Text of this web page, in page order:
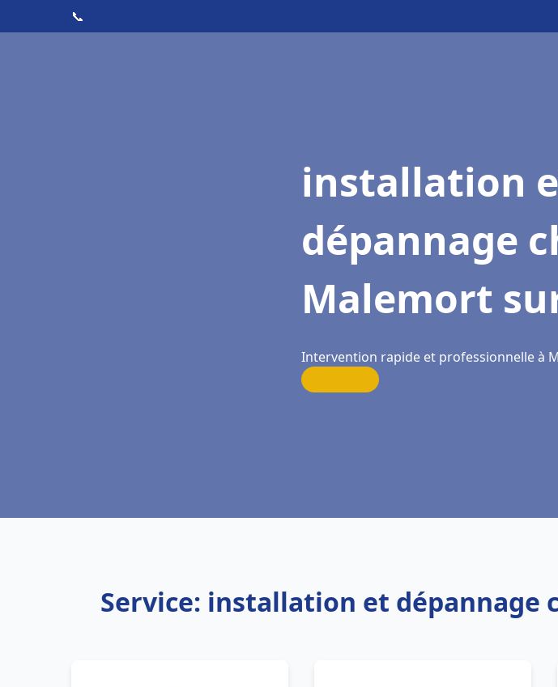
📞
installation
dépannage
Malemort
Intervention rapide et professionnelle à
Service: installation et dépannage